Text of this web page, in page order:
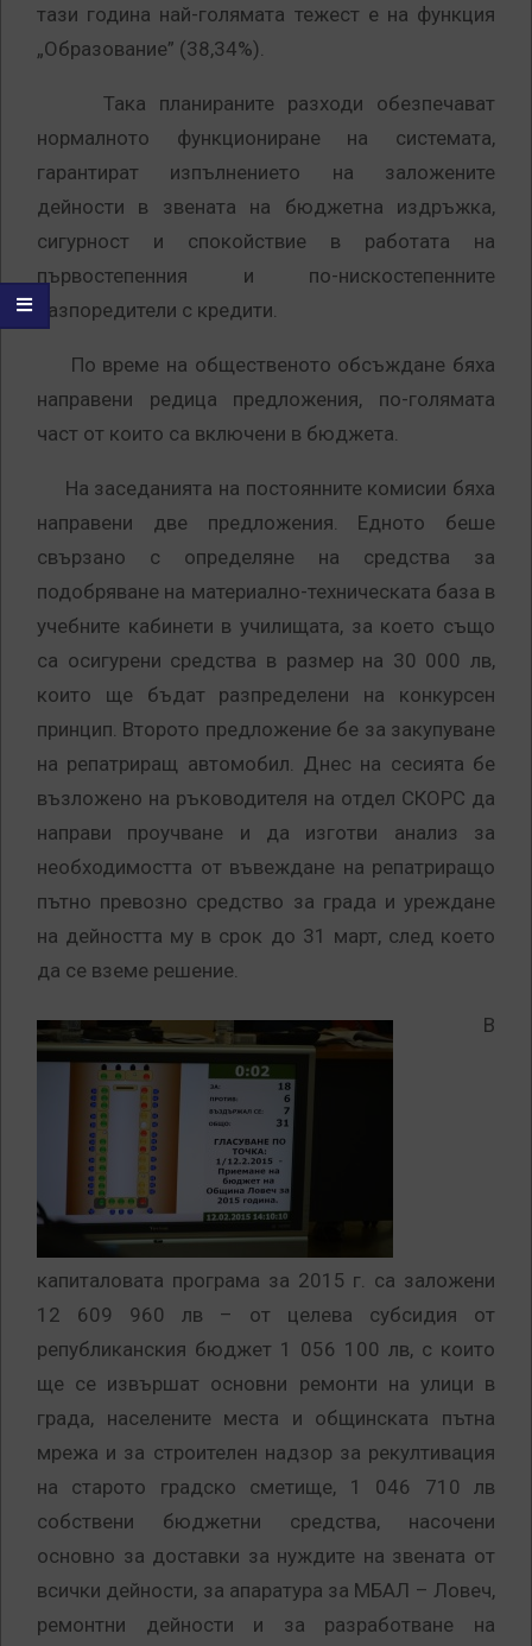
тази година най-голямата тежест е на функция
„Образование” (38,34%).
Така планираните разходи обезпечават
нормалното функциониране на системата,
гарантират изпълнението на заложените
дейности в звената на бюджетна издръжка,
сигурност и спокойствие в работата на
първостепенния и по-нискостепенните
разпоредители с кредити.
По време на общественото обсъждане бяха
направени редица предложения, по-голямата
част от които са включени в бюджета.
На заседанията на постоянните комисии бяха
направени две предложения. Едното беше
свързано с определяне на средства за
подобряване на материално-техническата база в
учебните кабинети в училищата, за което също
са осигурени средства в размер на 30 000 лв,
които ще бъдат разпределени на конкурсен
принцип. Второто предложение бе за закупуване
на репатриращ автомобил. Днес на сесията бе
възложено на ръководителя на отдел СКОРС да
направи проучване и да изготви анализ за
необходимостта от въвеждане на репатриращо
пътно превозно средство за града и уреждане
на дейността му в срок до 31 март, след което
да се вземе решение.
В
капиталовата програма за 2015 г. са заложени
12 609 960 лв – от целева субсидия от
републиканския бюджет 1 056 100 лв, с които
ще се извършат основни ремонти на улици в
града, населените места и общинската пътна
мрежа и за строителен надзор за рекултивация
на старото градско сметище, 1 046 710 лв
собствени бюджетни средства, насочени
основно за доставки за нуждите на звената от
всички дейности, за апаратура за МБАЛ – Ловеч,
ремонтни дейности и за разработване на